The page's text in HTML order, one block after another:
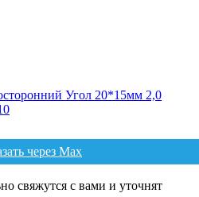
Угол 20*15мм 2,0
через Max
свяжутся с вами и уточнят